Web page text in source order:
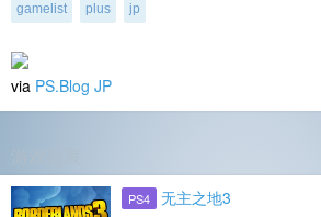
gamelist plus jp
via PS.Blog JP
PS4 无主之地3